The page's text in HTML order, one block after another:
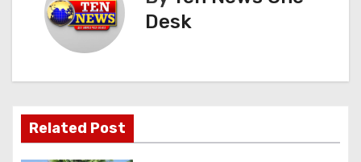
v
i
g
Desk
Related Post